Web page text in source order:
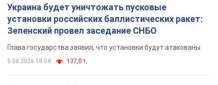
Украина будет уничтожать пусковые
установки российских баллистических ракет:
Зеленский провел заседание СНБО
Глава государства заявил, что установки будут атакованы
5.08.2026 18:04 137,0 т.